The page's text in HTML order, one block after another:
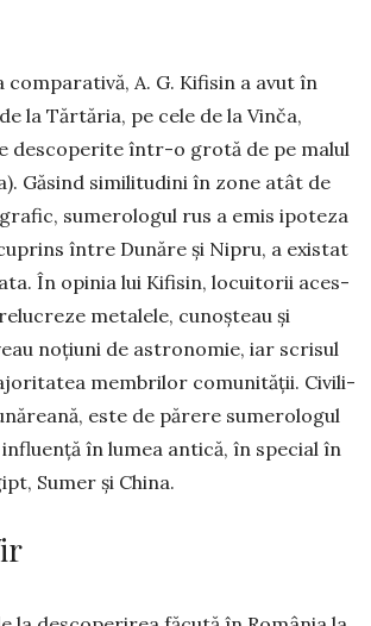
A. G. Kifisin a avut în
la Tărtăria, pe cele de la Vinča,
desco­perite în­tr-o grotă de pe malul
Găsind similitudini în zone atât de
sume­rologul rus a emis ipoteza
între Dunăre şi Nipru, a existat
În opinia lui Kifisin, locui­torii aces­­
metalele, cunoş­teau şi
noţiuni de astronomie, iar scrisul
membrilor co­munităţii. Civili­
este de părere sumerologul
în lumea antică, în special în
Sumer şi China.